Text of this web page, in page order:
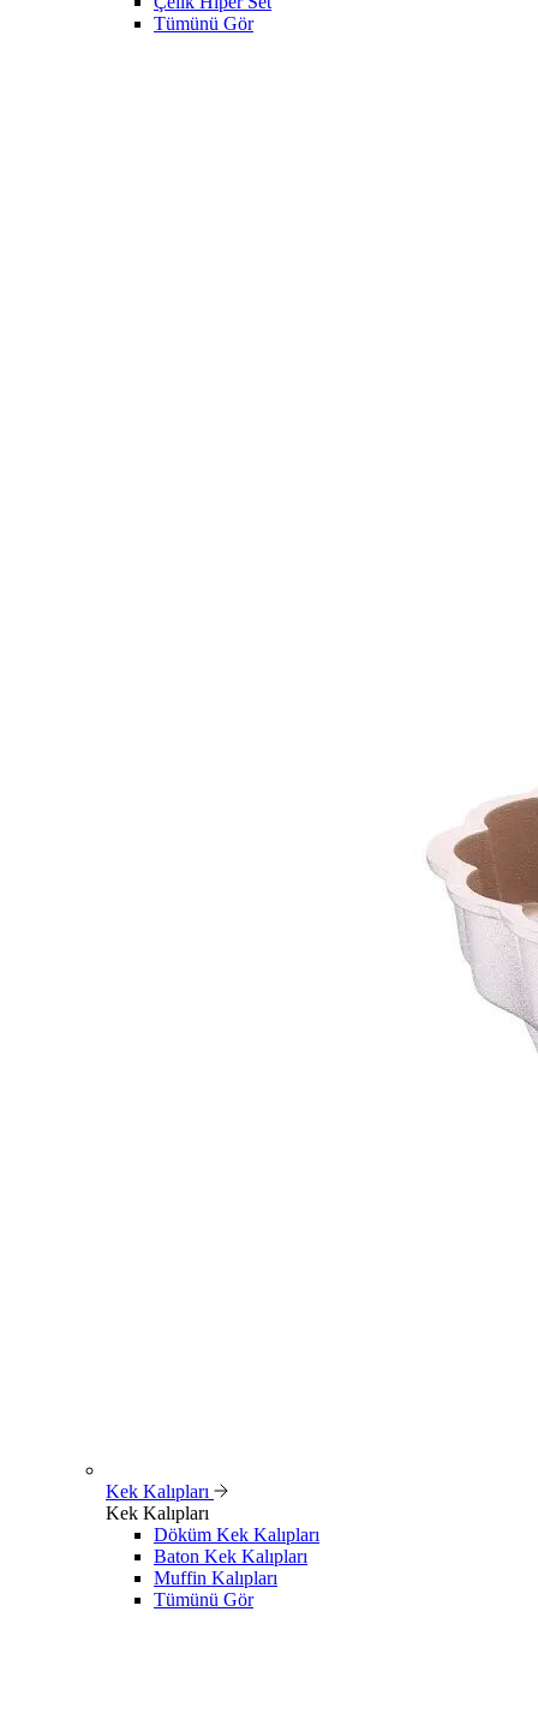
Tümünü Gör
Kek Kalıpları
Kek Kalıpları
Döküm Kek Kalıpları
Baton Kek Kalıpları
Muffin Kalıpları
Tümünü Gör